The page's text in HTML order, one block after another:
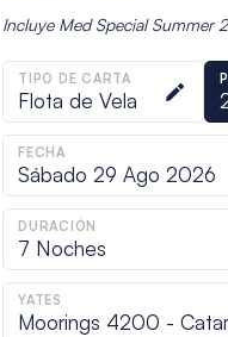
Incluye Med Special Summer
TIPO DE CARTA
Flota de Vela
FECHA
Sábado 29 Ago 2026
DURACIÓN
7 Noches
YATES
Moorings 4200 -